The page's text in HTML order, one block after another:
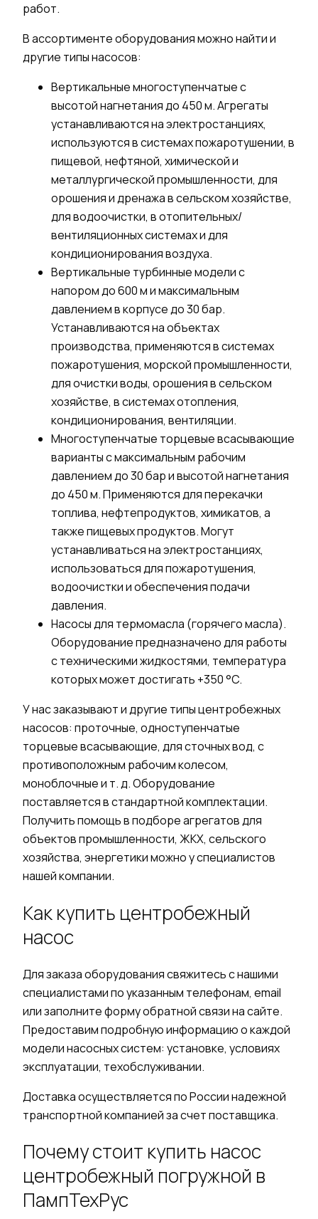
работ.
В ассортименте оборудования можно найти и
другие типынасосов:
Вертикальные многоступенчатые с
высотой нагнетания до 450 м. Агрегаты
устанавливаются на электростанциях,
используютсяв системах пожаротушении, в
пищевой, нефтяной, химической и
металлургической промышленности, для
орошения и дренажа в сельском хозяйстве,
для водоочистки, в отопительных/
вентиляционных системах и для
кондиционирования воздуха.
Вертикальные турбинные модели с
напором до 600 м и максимальным
давлением в корпусе до 30 бар.
Устанавливаются на объектах
производства, применяются в системах
пожаротушения, морской промышленности,
для очистки воды, орошения в сельском
хозяйстве, в системах отопления,
кондиционирования, вентиляции.
Многоступенчатые торцевые всасывающие
варианты с максимальным рабочим
давлением до 30 бар и высотой нагнетания
до 450 м. Применяются для перекачки
топлива, нефтепродуктов, химикатов, а
также пищевых продуктов. Могут
устанавливаться на электростанциях,
использоватьсядля пожаротушения,
водоочистки и обеспечения подачи
давления.
Насосы для термомасла (горячего масла).
Оборудованиепредназначенодля работы
с техническими жидкостями, температура
которых может достигать +350°C.
У нас заказывают и другие типыцентробежных
насосов: проточные, одноступенчатые
торцевые всасывающие, для сточныхвод, с
противоположным рабочим колесом,
моноблочные и т. д. Оборудование
поставляется в стандартной комплектации.
Получить помощь в подборе агрегатов для
объектов промышленности, ЖКХ, сельского
хозяйства, энергетики можно у специалистов
нашей компании.
Каккупить центробежный
насос
Для заказа оборудования свяжитесь с нашими
специалистами по указанным телефонам, email
или заполните форму обратной связи на сайте.
Предоставим подробную информацию о каждой
модели насосныхсистем:установке, условиях
эксплуатации, техобслуживании.
Доставкаосуществляется поРоссиинадежной
транспортной компанией за счет поставщика.
Почемустоит купить насос
центробежный погружной в
ПампТехРус